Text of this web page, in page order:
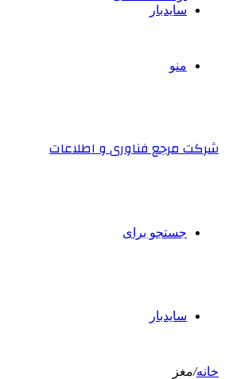
سایدبار
منو
شرکت مرجع فناوری و اطلاعات
جستجو برای
سایدبار
خانه/مغز